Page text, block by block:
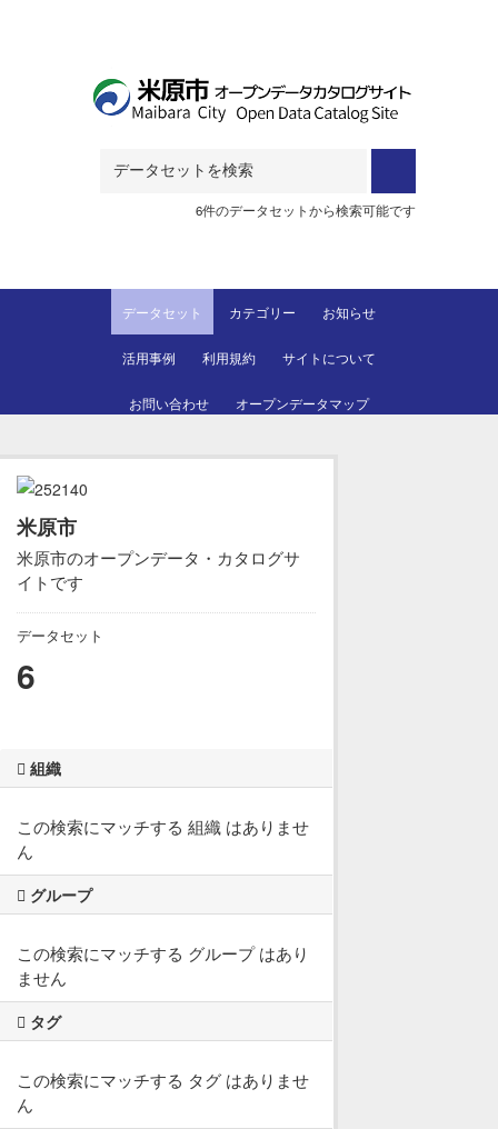
6件のデータセットから検索可能です
データセット カテゴリー お知らせ
活用事例 利用規約 サイトについて
お問い合わせ オープンデータマップ
米原市
米原市のオープンデータ・カタログサ
イトです
データセット
6
組織
この検索にマッチする 組織 はありませ
ん
グループ
この検索にマッチする グループ はあり
ません
タグ
この検索にマッチする タグ はありませ
ん